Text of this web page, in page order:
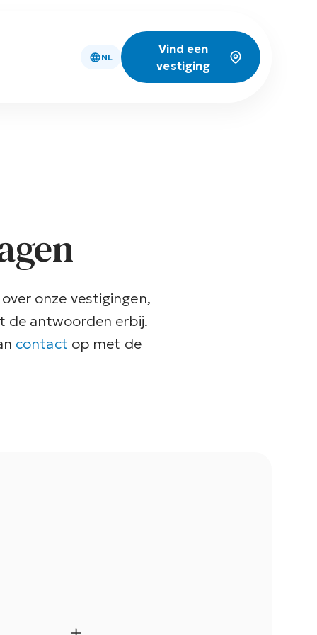
NL
Vind een
vestiging
onze vestigingen,
de antwoorden erbij.
contact op met de